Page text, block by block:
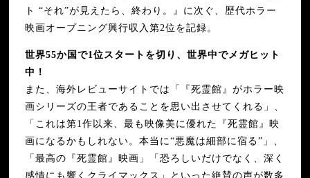
ト “それ”が見えたら、終わり。』に次ぐ、歴代ホラー
映画オープニング興行収入第2位を記録。
世界55か国で1位スタートを切り、世界中でメガヒット
中！
また、海外レビューサイトでは「『死霊館』がホラー映
画シリーズの王者であることを思い出させてくれる」、
「これは第1作以来、最も映像美に優れた『死霊館』映
画になるかもしれない。本当に“悪魔は細部に宿る”」、
「最高の『死霊館』映画」「恐ろしいだけでなく、深く
感情にも響くクライマックス」といった絶賛の声が数多